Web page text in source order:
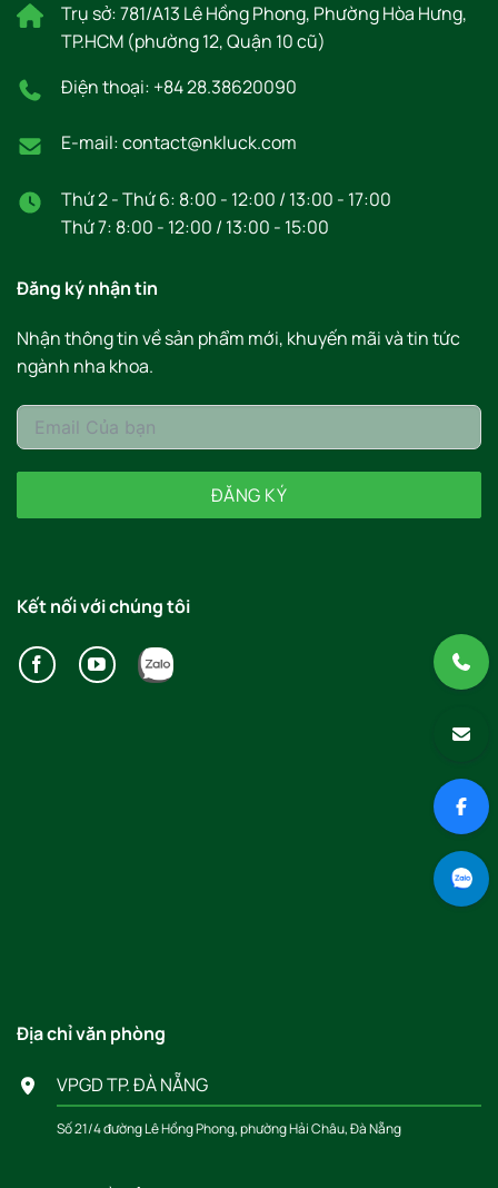
Trụ sở: 781/A13 Lê Hồng Phong, Phường Hòa Hưng,
TP.HCM (phường 12, Quận 10 cũ)
Điện thoại: +84 28.38620090
E-mail: contact@nkluck.com
Thứ 2 - Thứ 6: 8:00 - 12:00 / 13:00 - 17:00
Thứ 7: 8:00 - 12:00 / 13:00 - 15:00
Đăng ký nhận tin
Nhận thông tin về sản phẩm mới, khuyến mãi và tin tức
ngành nha khoa.
ĐĂNG KÝ
Kết nối với chúng tôi
Địa chỉ văn phòng
VPGD TP. ĐÀ NẴNG
Số 21/4 đường Lê Hồng Phong, phường Hải Châu, Đà Nẵng